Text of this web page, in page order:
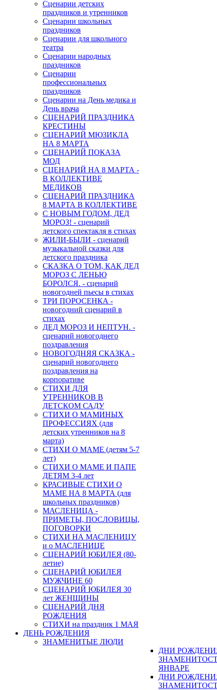
Сценарии детских
праздников и утренников
Сценарии школьных
праздников
Сценарии для школьного
театра
Сценарии народных
праздников
Сценарии
профессиональных
праздников
Сценарии на День медика и
День врача
СЦЕНАРИЙ ПРАЗДНИКА
КРЕСТИНЫ
СЦЕНАРИЙ МЮЗИКЛА
НА 8 МАРТА
СЦЕНАРИЙ ПОКАЗА
МОД
СЦЕНАРИЙ НА 8 МАРТА -
В КОЛЛЕКТИВЕ
МЕДИКОВ
СЦЕНАРИЙ ПРАЗДНИКА
8 МАРТА В КОЛЛЕКТИВЕ
С НОВЫМ ГОДОМ, ДЕД
МОРОЗ! - сценарий
детского спектакля в стихах
ЖИЛИ-БЫЛИ - сценарий
музыкальной сказки для
детского праздника
СКАЗКА О ТОМ, КАК ДЕД
МОРОЗ С ЛЕНЬЮ
БОРОЛСЯ. - сценарий
новогодней пьесы в стихах
ТРИ ПОРОСЕНКА -
новогодний сценарий в
стихах
ДЕД МОРОЗ И НЕПТУН. -
сценарий новогоднего
поздравления
НОВОГОДНЯЯ СКАЗКА -
сценарий новогоднего
поздравления на
корпоративе
СТИХИ ДЛЯ
УТРЕННИКОВ В
ДЕТСКОМ САДУ
СТИХИ О МАМИНЫХ
ПРОФЕССИЯХ (для
детских утренников на 8
марта)
СТИХИ О МАМЕ (детям 5-7
лет)
СТИХИ О МАМЕ И ПАПЕ
ДЕТЯМ 3-4 лет
КРАСИВЫЕ СТИХИ О
МАМЕ НА 8 МАРТА (для
школьных праздников)
МАСЛЕНИЦА -
ПРИМЕТЫ, ПОСЛОВИЦЫ,
ПОГОВОРКИ
СТИХИ НА МАСЛЕНИЦУ
и о МАСЛЕНИЦЕ
СЦЕНАРИЙ ЮБИЛЕЯ (80-
летие)
СЦЕНАРИЙ ЮБИЛЕЯ
МУЖЧИНЕ 60
СЦЕНАРИЙ ЮБИЛЕЯ 30
лет ЖЕНЩИНЫ
СЦЕНАРИЙ ДНЯ
РОЖДЕНИЯ
СТИХИ на праздник 1 МАЯ
ДЕНЬ РОЖДЕНИЯ
ЗНАМЕНИТЫЕ ЛЮДИ
ДНИ
ЯНВАРЕ
ДНИ